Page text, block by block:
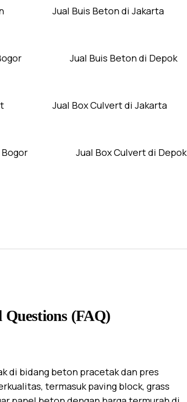
Jual Buis Beton di Jakarta
Jual Buis Beton di Depok
Jual Box Culvert di Jakarta
Jual Box Culvert di Depok
(FAQ)
di bidang beton pracetak dan pres
termasuk paving block, grass